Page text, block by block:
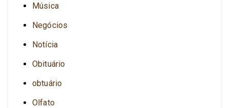
Música
Negócios
Notícia
Obituário
obtuário
Olfato